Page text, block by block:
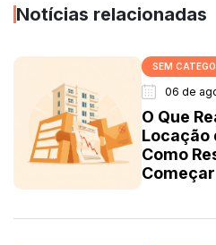
Notícias relacionadas
SEM
06 de
O Que
Locação
Como
Começar